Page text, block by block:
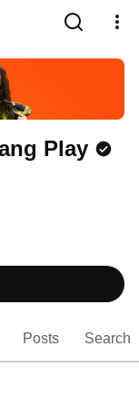
Play
Posts Search